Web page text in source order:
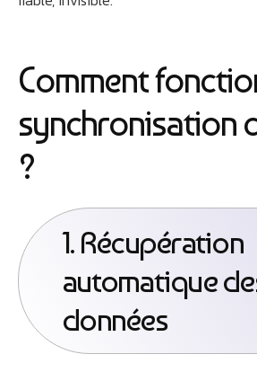
Comment
synchronisation
?
1. Récupération
automatique
données